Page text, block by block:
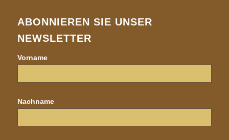
ABONNIEREN SIE UNSER
NEWSLETTER
Vorname
Nachname